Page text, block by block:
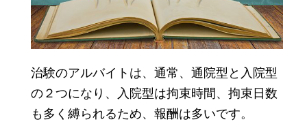
治験のアルバイトは、通常、通院型と入院型
の２つになり、入院型は拘束時間、拘束日数
も多く縛られるため、報酬は多いです。